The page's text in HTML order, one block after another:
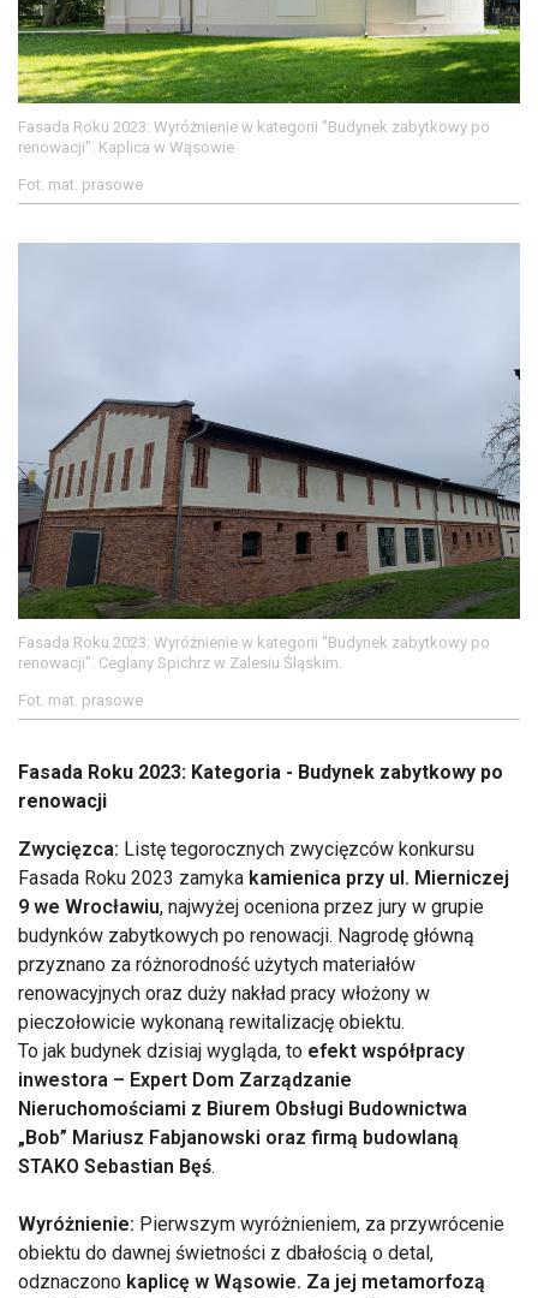
Fasada Roku 2023: Wyróżnienie w kategorii "Budynek zabytkowy po
renowacji". Kaplica w Wąsowie
Fot. mat. prasowe
Fasada Roku 2023: Wyróżnienie w kategorii "Budynek zabytkowy po
renowacji". Ceglany Spichrz w Zalesiu Śląskim.
Fot. mat. prasowe
Fasada Roku 2023: Kategoria - Budynek zabytkowy po
renowacji
Zwycięzca: Listę tegorocznych zwycięzców konkursu
Fasada Roku 2023 zamyka kamienica przy ul. Mierniczej
9 we Wrocławiu, najwyżej oceniona przez jury w grupie
budynków zabytkowych po renowacji. Nagrodę główną
przyznano za różnorodność użytych materiałów
renowacyjnych oraz duży nakład pracy włożony w
pieczołowicie wykonaną rewitalizację obiektu.
To jak budynek dzisiaj wygląda, to efekt współpracy
inwestora – Expert Dom Zarządzanie
Nieruchomościami z Biurem Obsługi Budownictwa
„Bob” Mariusz Fabjanowski oraz firmą budowlaną
STAKO Sebastian Bęś.
Wyróżnienie: Pierwszym wyróżnieniem, za przywrócenie
obiektu do dawnej świetności z dbałością o detal,
odznaczono kaplicę w Wąsowie. Za jej metamorfozą